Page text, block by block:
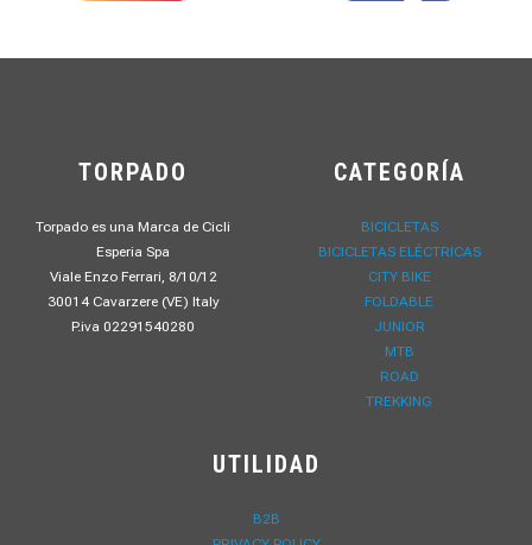
TORPADO
Torpado es una Marca de Cicli
Esperia Spa
Viale Enzo Ferrari, 8/10/12
30014 Cavarzere (VE) Italy
P.iva 02291540280
CATEGORÍA
BICICLETAS
BICICLETAS ELÉCTRICAS
CITY BIKE
FOLDABLE
JUNIOR
MTB
ROAD
TREKKING
UTILIDAD
B2B